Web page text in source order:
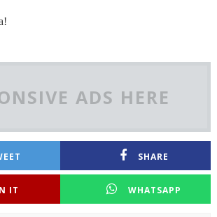
ADS HERE
SHARE
IT WHATSAPP